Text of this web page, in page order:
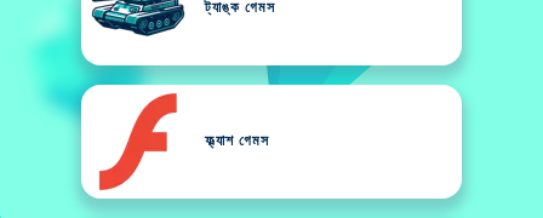
ট্যাঙ্ক গেমস
ফ্ল্যাশ গেমস